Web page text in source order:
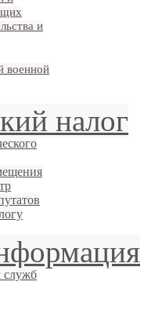
и
военной
налог
служб